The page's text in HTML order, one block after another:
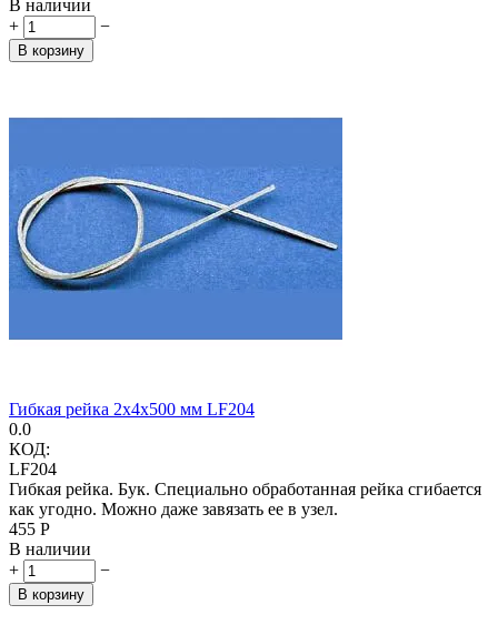
В наличии
+
−
В корзину
Гибкая рейка 2х4х500 мм LF204
0.0
КОД:
LF204
Гибкая рейка. Бук. Специально обработанная рейка сгибается
как угодно. Можно даже завязать ее в узел.
‍455‍ Р
В наличии
+
−
В корзину